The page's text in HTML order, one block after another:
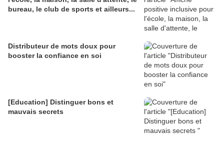
bureau, le club de sports et ailleurs...
Distributeur de mots doux pour
booster la confiance en soi
[Education] Distinguer bons et
mauvais secrets